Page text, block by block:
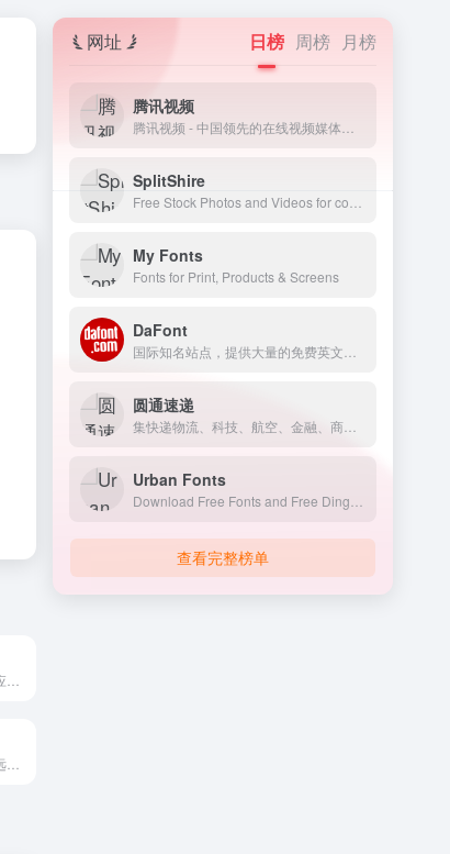
网址 日榜 周榜 月榜
腾讯视频
SplitShire
My Fonts
Fonts for Print, Products & Screens
DaFont
圆通速递
Urban Fonts
查看完整榜单